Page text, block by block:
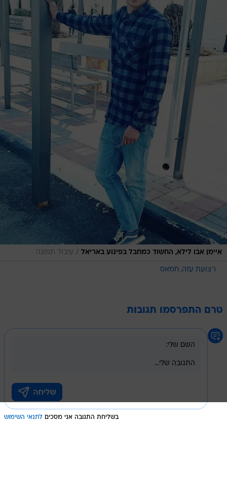
איימן אבו לילא, החשוד כמחבל בפיגוע באריאל / עיבוד תמונה
רצועת עזה חמאס
טרם התפרסמו תגובות
בשליחת התגובה אני מסכים לתנאי השימוש